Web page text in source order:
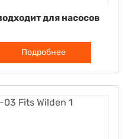
для насосов
Подробнее